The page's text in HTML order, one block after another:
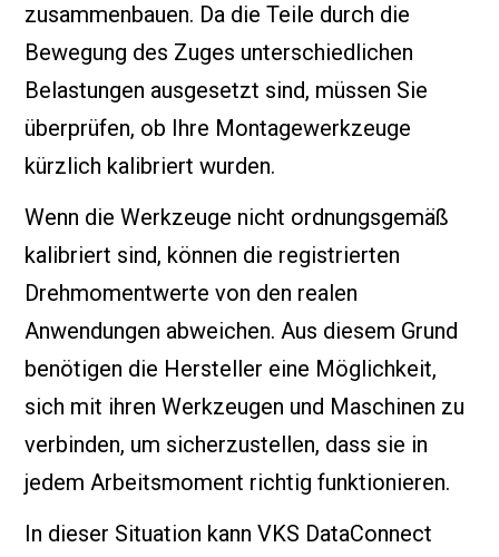
zusammenbauen. Da die Teile durch die
Bewegung des Zuges unterschiedlichen
Belastungen ausgesetzt sind, müssen Sie
überprüfen, ob Ihre Montagewerkzeuge
kürzlich kalibriert wurden.
Wenn die Werkzeuge nicht ordnungsgemäß
kalibriert sind, können die registrierten
Drehmomentwerte von den realen
Anwendungen abweichen. Aus diesem Grund
benötigen die Hersteller eine Möglichkeit,
sich mit ihren Werkzeugen und Maschinen zu
verbinden, um sicherzustellen, dass sie in
jedem Arbeitsmoment richtig funktionieren.
In dieser Situation kann VKS DataConnect